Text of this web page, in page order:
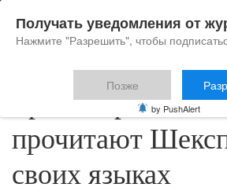
Три театра
прочитают
своих языках
Получать уведомления от
Нажмите "Разрешить", чтобы
Позже
by PushAlert